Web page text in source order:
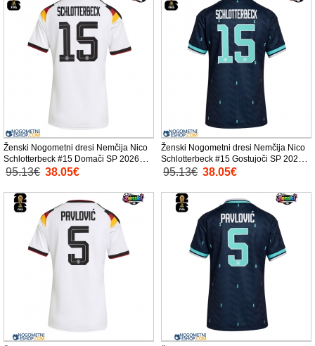
Ženski Nogometni dresi Nemčija Nico
Schlotterbeck #15 Domači SP 2026
Kratek Rokav
95.13€ 38.05€
Ženski Nogometni dresi Nemčija Nico
Schlotterbeck #15 Gostujoči SP 2026
Kratek Rokav
95.13€ 38.05€